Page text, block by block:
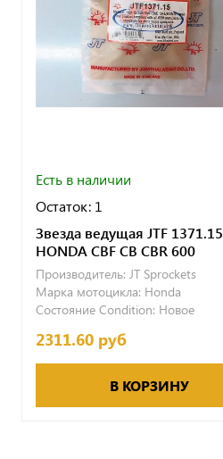
Есть в наличии
Остаток: 1
Звезда ведущая JTF 1371.15
HONDA CBF CB CBR 600
Производитель: JT Sprockets
Марка мотоцикла: Honda
Состояние Condition: Новое
2311.60 руб
В КОРЗИНУ